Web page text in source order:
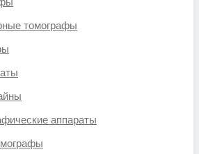
томографы
аппараты